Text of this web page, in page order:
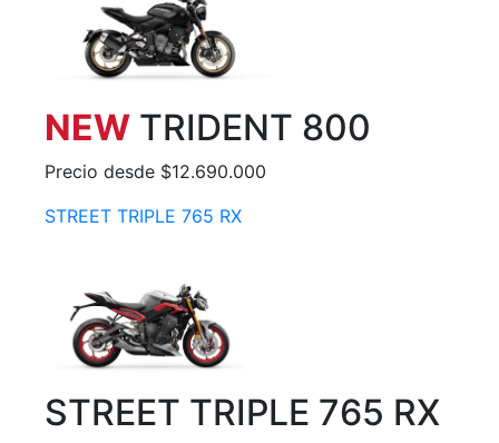
NEW TRIDENT 800
Precio desde $12.690.000
STREET TRIPLE 765 RX
STREET TRIPLE 765 RX